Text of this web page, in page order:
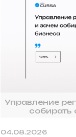
Управление
собирать
04.08.2026